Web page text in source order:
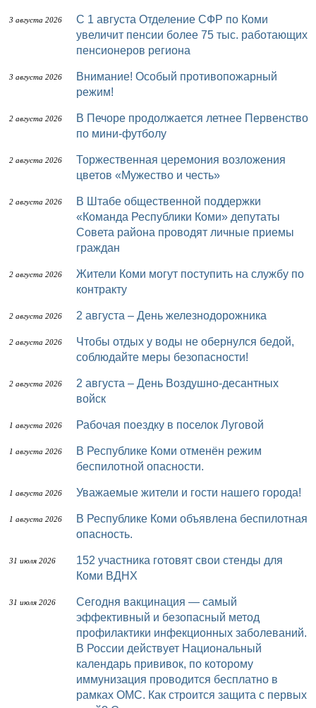
3 августа 2026
С 1 августа Отделение СФР по Коми
увеличит пенсии более 75 тыс. работающих
пенсионеров региона
3 августа 2026
Внимание! Особый противопожарный
режим!
2 августа 2026
В Печоре продолжается летнее Первенство
по мини-футболу
2 августа 2026
Торжественная церемония возложения
цветов «Мужество и честь»
2 августа 2026
В Штабе общественной поддержки
«Команда Республики Коми» депутаты
Совета района проводят личные приемы
граждан
2 августа 2026
Жители Коми могут поступить на службу по
контракту
2 августа 2026 2 августа – День железнодорожника
2 августа 2026
Чтобы отдых у воды не обернулся бедой,
соблюдайте меры безопасности!
2 августа 2026
2 августа – День Воздушно-десантных
войск
1 августа 2026 Рабочая поездку в поселок Луговой
1 августа 2026
В Республике Коми отменён режим
беспилотной опасности.
1 августа 2026 Уважаемые жители и гости нашего города!
1 августа 2026
В Республике Коми объявлена беспилотная
опасность.
31 июля 2026
152 участника готовят свои стенды для
Коми ВДНХ
31 июля 2026
Сегодня вакцинация — самый
эффективный и безопасный метод
профилактики инфекционных заболеваний.
В России действует Национальный
календарь прививок, по которому
иммунизация проводится бесплатно в
рамках ОМС. Как строится защита с первых